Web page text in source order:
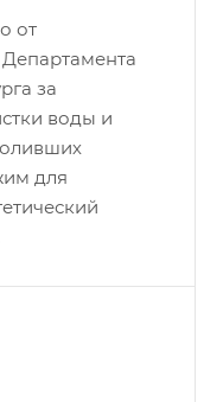
от
за
воды и
для